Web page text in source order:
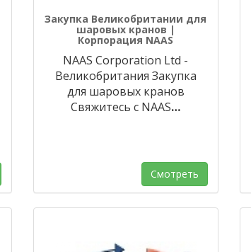
Закупка Великобритании для
шаровых кранов |
Корпорация NAAS
NAAS Corporation Ltd -
Великобритания Закупка
для шаровых кранов
Свяжитесь с NAAS…
Смотреть